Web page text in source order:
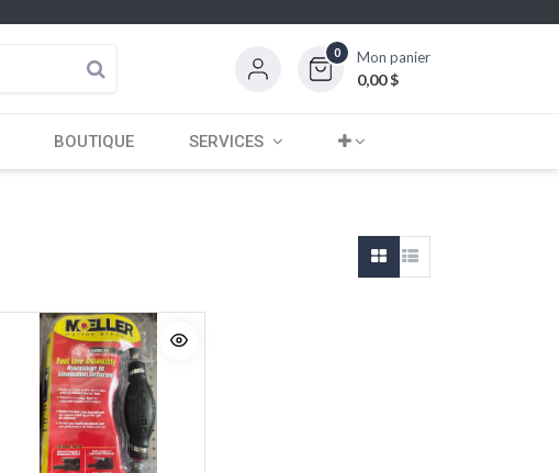
0 Mon panier
0,00$
BOUTIQUE SERVICES